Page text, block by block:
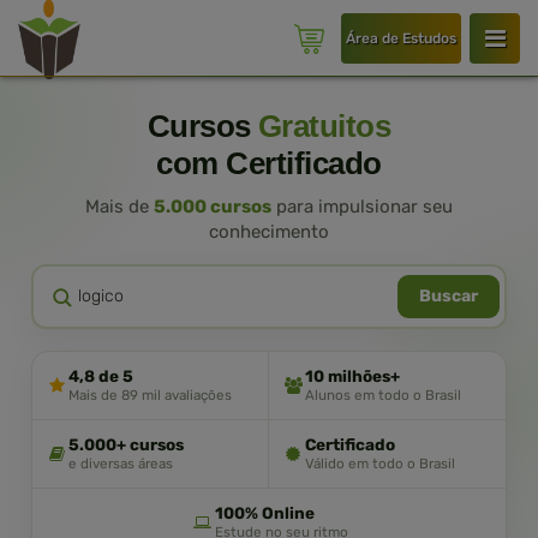
Área de Estudos
Cursos Gratuitos
com Certificado
Mais de 5.000 cursos para impulsionar seu
conhecimento
Buscar
4,8 de 5
Mais de 89 mil avaliações
10 milhões+
Alunos em todo o Brasil
5.000+ cursos
e diversas áreas
Certificado
Válido em todo o Brasil
100% Online
Estude no seu ritmo